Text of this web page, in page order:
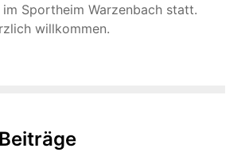
im Sportheim Warzenbach statt.
willkommen.